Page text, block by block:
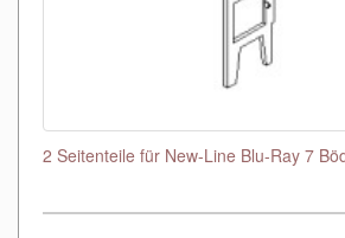
2 Seitenteile für New-Line Blu-Ray 7